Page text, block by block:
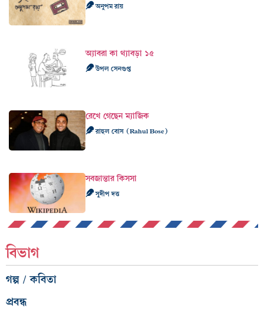
অনুপম রায়
অ্যাবরা কা থ্যাবড়া ১৫
উপল সেনগুপ্ত
রেখে গেছেন ম্যাজিক
রাহুল বোস (Rahul Bose)
সবজান্তার কিসসা
সুদীপ দত্ত
বিভাগ
গল্প / কবিতা
প্রবন্ধ